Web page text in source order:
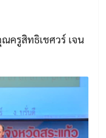
ครูสิทธิเชศวร์ เจน